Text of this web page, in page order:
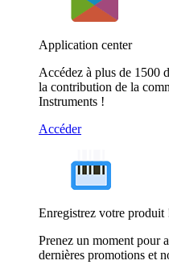
Application center
Accédez à plus de 1500
la contribution de la
Instruments !
Accéder
Enregistrez votre produit
Prenez un moment pour
dernières promotions et